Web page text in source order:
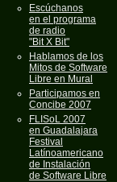
Escúchanos
en el programa
de radio
"Bit X Bit"
Hablamos de los
Mitos de Software
Libre en Mural
Participamos en
Concibe 2007
FLISoL 2007
en Guadalajara
Festival
Latínoamericano
de Instalación
de Software Libre